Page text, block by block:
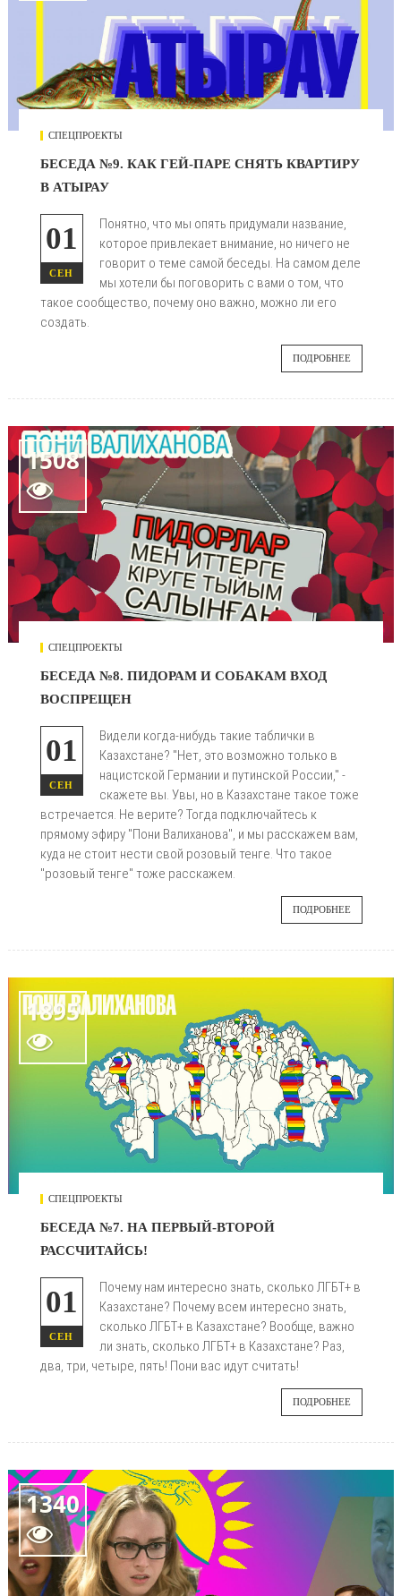
СПЕЦПРОЕКТЫ
БЕСЕДА №9. КАК ГЕЙ-ПАРЕ СНЯТЬ КВАРТИРУ
В АТЫРАУ
01
СЕН
Понятно, что мы опять придумали название,
которое привлекает внимание, но ничего не
говорит о теме самой беседы. На самом деле
мы хотели бы поговорить с вами о том, что
такое сообщество, почему оно важно, можно ли его
создать.
ПОДРОБНЕЕ
1508

СПЕЦПРОЕКТЫ
БЕСЕДА №8. ПИДОРАМ И СОБАКАМ ВХОД
ВОСПРЕЩЕН
01
СЕН
Видели когда-нибудь такие таблички в
Казахстане? "Нет, это возможно только в
нацистской Германии и путинской России," -
скажете вы. Увы, но в Казахстане такое тоже
встречается. Не верите? Тогда подключайтесь к
прямому эфиру "Пони Валиханова", и мы расскажем вам,
куда не стоит нести свой розовый тенге. Что такое
"розовый тенге" тоже расскажем.
ПОДРОБНЕЕ
1895

СПЕЦПРОЕКТЫ
БЕСЕДА №7. НА ПЕРВЫЙ-ВТОРОЙ
РАССЧИТАЙСЬ!
01
СЕН
Почему нам интересно знать, сколько ЛГБТ+ в
Казахстане? Почему всем интересно знать,
сколько ЛГБТ+ в Казахстане? Вообще, важно
ли знать, сколько ЛГБТ+ в Казахстане? Раз,
два, три, четыре, пять! Пони вас идут считать!
ПОДРОБНЕЕ
1340
